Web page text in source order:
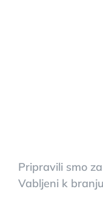
Pripravili smo
Vabljeni k